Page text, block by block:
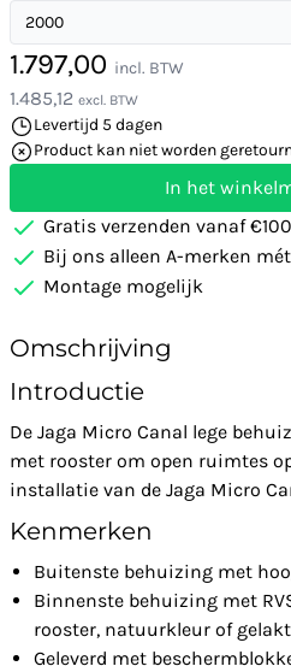
1.797,00 incl. BTW
1.485,12 excl. BTW
Levertijd 5 dagen
Product kan niet worden
In het
Gratis verzenden vanaf €100
Bij ons alleen A-merken
Montage mogelijk
Omschrijving
Introductie
De Jaga Micro Canal lege
met rooster om open ruimtes
installatie van de Jaga Micro
Kenmerken
Buitenste behuizing met
Binnenste behuizing met
rooster, natuurkleur of gelakt
Geleverd met